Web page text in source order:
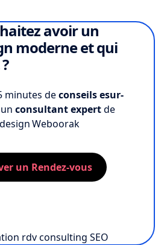
avoir un
moderne et qui
minutes deconseils esur-
consultant expertde
Weboorak
un Rendez-vous